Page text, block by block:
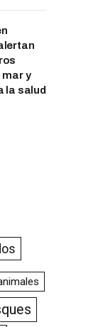
mar y
la salud